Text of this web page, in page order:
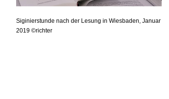
Siginierstunde nach der Lesung in Wiesbaden, Januar
2019 ©richter